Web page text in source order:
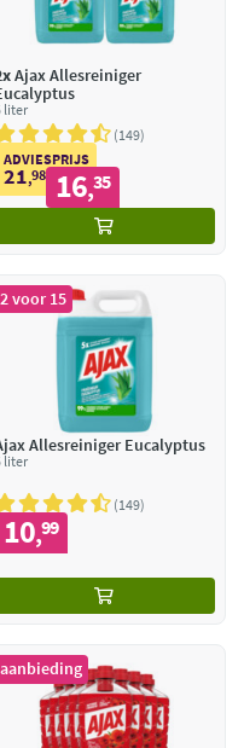
Ajax Allesreiniger
liter
149
ADVIESPRIJS
21,98 16,35
2 voor 15
Allesreiniger Eucalyptus
liter
149
10,99
aanbieding